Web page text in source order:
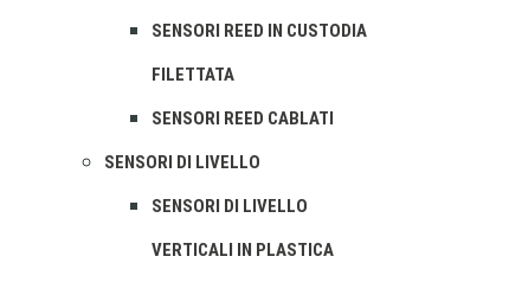
SENSORI REED IN CUSTODIA
FILETTATA
SENSORI REED CABLATI
SENSORI DI LIVELLO
SENSORI DI LIVELLO
VERTICALI IN PLASTICA